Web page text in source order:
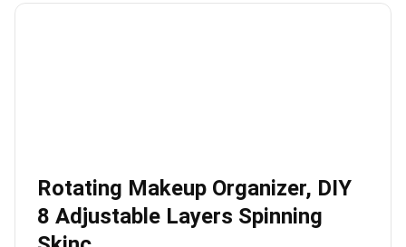
Rotating Makeup Organizer, DIY
8 Adjustable Layers Spinning